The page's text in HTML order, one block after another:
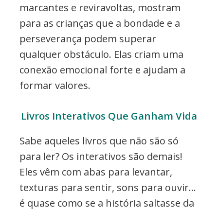
marcantes e reviravoltas, mostram
para as crianças que a bondade e a
perseverança podem superar
qualquer obstáculo. Elas criam uma
conexão emocional forte e ajudam a
formar valores.
Livros Interativos Que Ganham Vida
Sabe aqueles livros que não são só
para ler? Os interativos são demais!
Eles vêm com abas para levantar,
texturas para sentir, sons para ouvir…
é quase como se a história saltasse da